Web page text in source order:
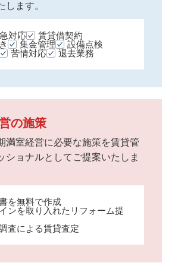
します。
対応
賃貸借契約
集金管理
設備点検
苦情対応 退去業務
の施策
満室経営に必要な施策を賃貸管
ショナルとしてご提案いたしま
を無料で作成
ンを取り入れたリフォーム提
査による賃貸査定